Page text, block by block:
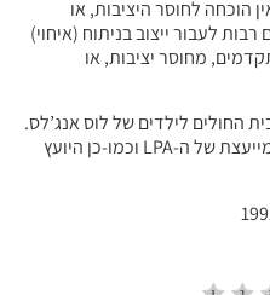
הוכחה לחוסר היציבות, או
לעבור ייצוב בניתוח (איחוי)
מחוסר יציבות, או
החולים לילדים של לוס אנג’לס.
הוא כמו-כן חבר בוועדה הרפואית המייעצת של ה-LPA וכמו-כן היועץ